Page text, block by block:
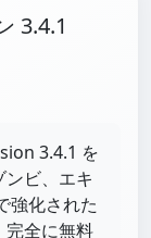
3.4.1
3.4.1 を
ビ、エキ
強化された
完全に無料